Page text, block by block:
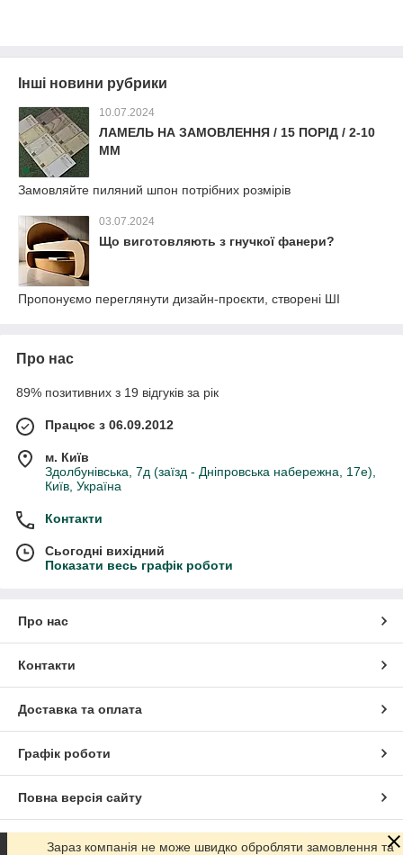
Інші новини рубрики
10.07.2024
ЛАМЕЛЬ НА ЗАМОВЛЕННЯ / 15 ПОРІД / 2-10
ММ
Замовляйте пиляний шпон потрібних розмірів
03.07.2024
Що виготовляють з гнучкої фанери?
Пропонуємо переглянути дизайн-проєкти, створені ШІ
Про нас
89% позитивних з 19 відгуків за рік
Працює з 06.09.2012
м. Київ
Здолбунівська, 7д (заїзд - Дніпровська набережна, 17е),
Київ, Україна
Контакти
Сьогодні вихідний
Показати весь графік роботи
Про нас
Контакти
Доставка та оплата
Графік роботи
Повна версія сайту
Сайт створено на маркетплейсіProm.ua
Зараз компанія не може швидко обробляти замовлення та